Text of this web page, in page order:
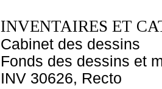
INVENTAIRES ET
Cabinet des dessins
Fonds des dessins et
INV 30626, Recto